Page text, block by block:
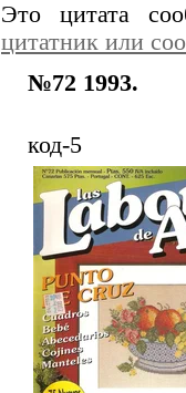
Это цитата
цитатник или
№72 1993.
код-5